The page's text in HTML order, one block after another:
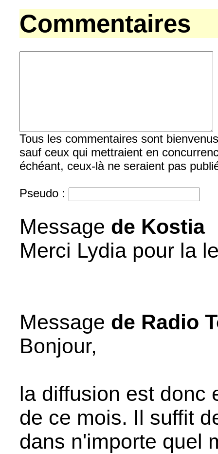
Commentaires
Tous les commentaires sont
sauf ceux qui mettraient en
échéant, ceux-là ne seraient pas
Pseudo :
Message de Kostia
Merci Lydia pour la
Message de Radio
Bonjour,
la diffusion est donc
de ce mois. Il suffit
dans n'importe quel